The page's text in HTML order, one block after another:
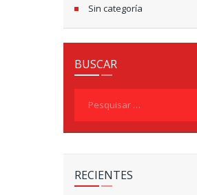
T
Sin categoría
BUSCAR
RECIENTES